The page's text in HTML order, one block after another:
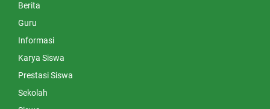
Berita
Guru
Informasi
Karya Siswa
Prestasi Siswa
Sekolah